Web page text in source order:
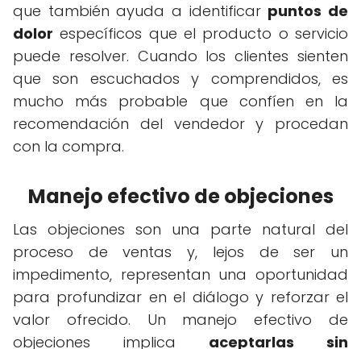
que también ayuda a identificar puntos de
dolor específicos que el producto o servicio
puede resolver. Cuando los clientes sienten
que son escuchados y comprendidos, es
mucho más probable que confíen en la
recomendación del vendedor y procedan
con la compra.
Manejo efectivo de objeciones
Las objeciones son una parte natural del
proceso de ventas y, lejos de ser un
impedimento, representan una oportunidad
para profundizar en el diálogo y reforzar el
valor ofrecido. Un manejo efectivo de
objeciones implica aceptarlas sin